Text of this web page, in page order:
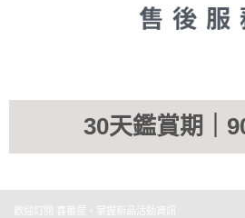
30天鑑賞期｜
歡迎訂閱 喜番屋，掌握新品活動資訊